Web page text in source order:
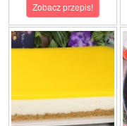
Zobacz przepis!